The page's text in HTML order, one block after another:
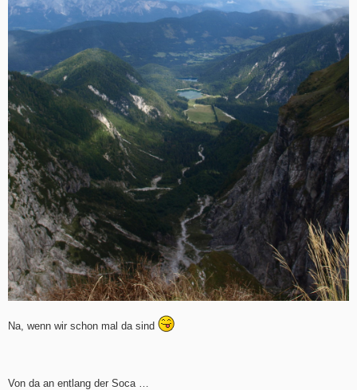
Na, wenn wir schon mal da sind
Von da an entlang der Soca …